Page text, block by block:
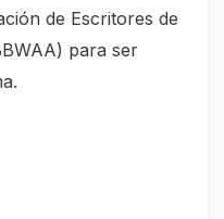
de Escritores de
para ser